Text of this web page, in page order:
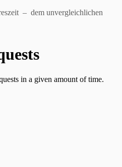
– dem unvergleichlichen